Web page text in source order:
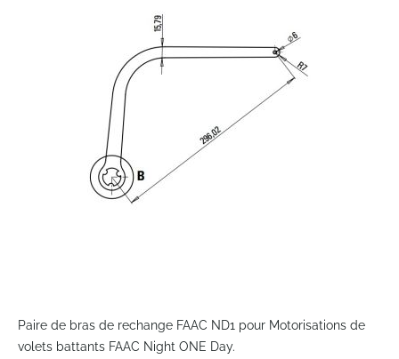
to
the
Paire de bras de rechange FAAC ND1 pour Motorisations de
volets battants FAAC Night ONE Day.